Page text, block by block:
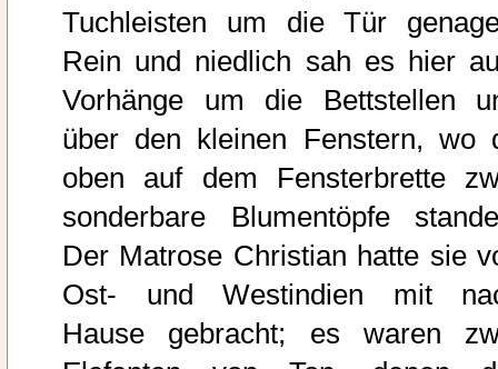
Tuchleisten um die Tür
Rein und niedlich sah es hier
Vorhänge um die Bettstellen
über den kleinen Fenstern, wo
oben auf dem Fensterbrette
sonderbare Blumentöpfe
Der Matrose Christian hatte sie
Ost- und Westindien mit
Hause gebracht; es waren